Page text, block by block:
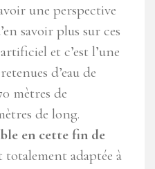
une perspective
savoir plus sur ces
et c’est l’une
d’eau de
mètres de
de long.
en cette fin de
totalement adaptée à